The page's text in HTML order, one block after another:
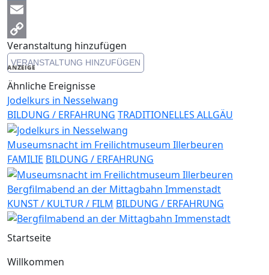
Messenger
Email
Copy
Link
Veranstaltung hinzufügen
VERANSTALTUNG HINZUFÜGEN
ANZEIGE
Ähnliche Ereignisse
Jodelkurs in Nesselwang
BILDUNG / ERFAHRUNG TRADITIONELLES ALLGÄU
Museumsnacht im Freilichtmuseum Illerbeuren
FAMILIE BILDUNG / ERFAHRUNG
Bergfilmabend an der Mittagbahn Immenstadt
KUNST / KULTUR / FILM BILDUNG / ERFAHRUNG
Startseite
Willkommen